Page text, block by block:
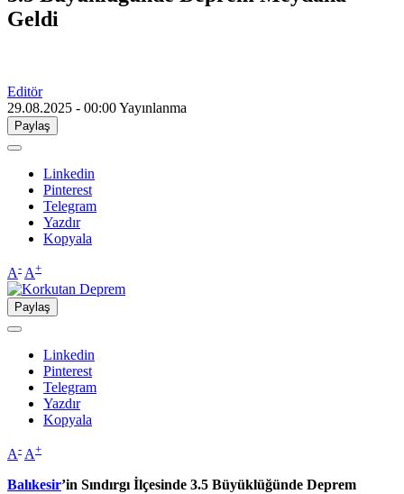
Geldi
Editör
29.08.2025 - 00:00Yayınlanma
Paylaş
Linkedin
Pinterest
Telegram
Yazdır
Kopyala
A- A+
Paylaş
Linkedin
Pinterest
Telegram
Yazdır
Kopyala
A- A+
Balıkesir’in Sındırgı İlçesinde 3.5 Büyüklüğünde Deprem